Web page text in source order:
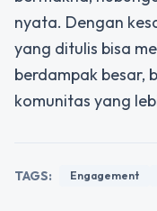
nyata. Dengan
yang ditulis bisa
berdampak besar,
komunitas yang
TAGS: Engagement